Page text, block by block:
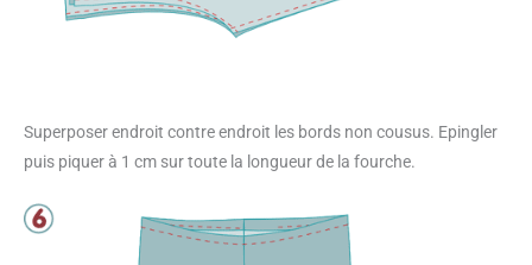
Superposer endroit contre endroit les bords non cousus. Epingler
puis piquer à 1 cm sur toute la longueur de la fourche.